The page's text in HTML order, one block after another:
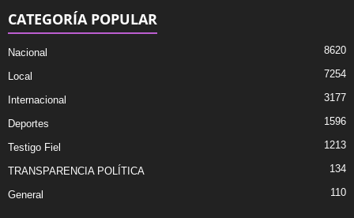
CATEGORÍA POPULAR
Nacional 8620
Local 7254
Internacional 3177
Deportes 1596
Testigo Fiel 1213
TRANSPARENCIA POLÍTICA 134
General 110